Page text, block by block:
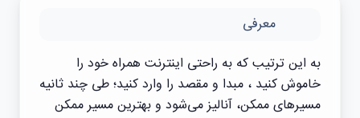
معرفی
به این ترتیب که به راحتی اینترنت همراه خود را
خاموش کنید ، مبدا و مقصد را وارد کنید؛ طی چند ثانیه
مسیرهای ممکن، آنالیز می‌شود و بهترین مسیر ممکن